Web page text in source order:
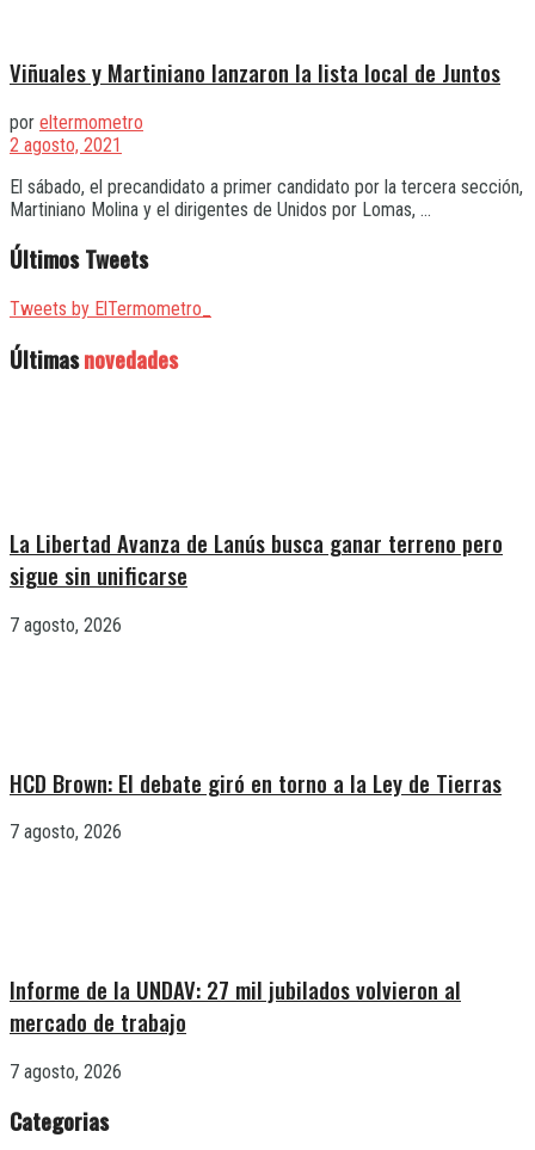
Viñuales y Martiniano lanzaron la lista local de Juntos
por eltermometro
2 agosto, 2021
El sábado, el precandidato a primer candidato por la tercera sección,
Martiniano Molina y el dirigentes de Unidos por Lomas, ...
Últimos Tweets
Tweets by ElTermometro_
Últimasnovedades
La Libertad Avanza de Lanús busca ganar terreno pero
sigue sin unificarse
7 agosto, 2026
HCD Brown: El debate giró en torno a la Ley de Tierras
7 agosto, 2026
Informe de la UNDAV: 27 mil jubilados volvieron al
mercado de trabajo
7 agosto, 2026
Categorias